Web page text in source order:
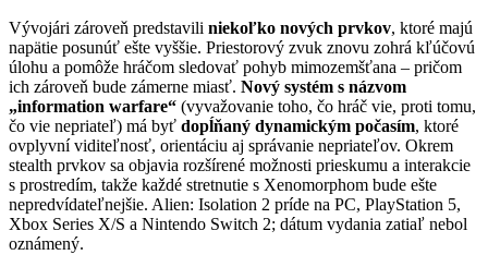
Vývojári zároveň predstavili niekoľko nových prvkov, ktoré majú
napätie posunúť ešte vyššie. Priestorový zvuk znovu zohrá kľúčovú
úlohu a pomôže hráčom sledovať pohyb mimozemšťana – pričom
ich zároveň bude zámerne miasť. Nový systém s názvom
„information warfare“ (vyvažovanie toho, čo hráč vie, proti tomu,
čo vie nepriateľ) má byť dopĺňaný dynamickým počasím, ktoré
ovplyvní viditeľnosť, orientáciu aj správanie nepriateľov. Okrem
stealth prvkov sa objavia rozšírené možnosti prieskumu a interakcie
s prostredím, takže každé stretnutie s Xenomorphom bude ešte
nepredvídateľnejšie. Alien: Isolation 2 príde na PC, PlayStation 5,
Xbox Series X/S a Nintendo Switch 2; dátum vydania zatiaľ nebol
oznámený.